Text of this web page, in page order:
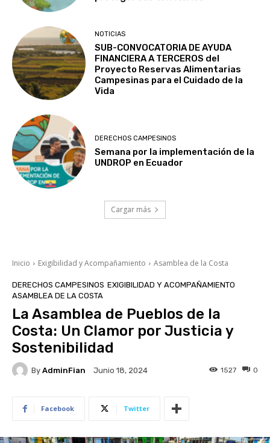
NOTICIAS
SUB-CONVOCATORIA DE AYUDA
FINANCIERA A TERCEROS del
Proyecto Reservas Alimentarias
Campesinas para el Cuidado de la
Vida
DERECHOS CAMPESINOS
Semana por la implementación de la
UNDROP en Ecuador
Cargar más